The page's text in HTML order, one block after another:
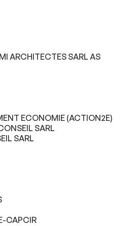
ARCHITECTES SARL AS
ECONOMIE (ACTION2E)
SARL
SARL
CAPCIR